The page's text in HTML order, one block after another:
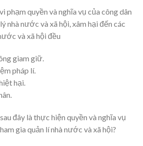
phạm quyền và nghĩa vụ của công dân
nhà nước và xã hội, xâm hại đến các
và xã hội đều
giam giữ.
pháp lí.
hại.
đây là thực hiện quyền và nghĩa vụ
gia quản lí nhà nước và xã hội?